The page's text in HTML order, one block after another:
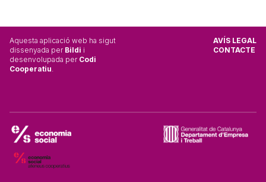
Aquesta aplicació web ha sigut
dissenyada per Bildi i
desenvolupada per Codi
Cooperatiu
AVÍS LEGAL
CONTACTE